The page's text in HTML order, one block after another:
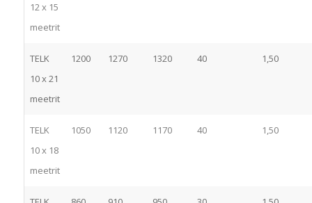
12 x 15
meetrit
TELK
10 x 21
meetrit
1200 1270 1320 40 1,50
TELK
10 x 18
meetrit
1050 1120 1170 40 1,50